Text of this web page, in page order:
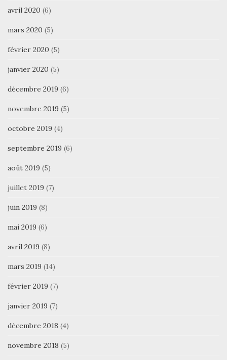
avril 2020 (6)
mars 2020 (5)
février 2020 (5)
janvier 2020 (5)
décembre 2019 (6)
novembre 2019 (5)
octobre 2019 (4)
septembre 2019 (6)
août 2019 (5)
juillet 2019 (7)
juin 2019 (8)
mai 2019 (6)
avril 2019 (8)
mars 2019 (14)
février 2019 (7)
janvier 2019 (7)
décembre 2018 (4)
novembre 2018 (5)